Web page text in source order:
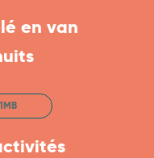
en van
1MB